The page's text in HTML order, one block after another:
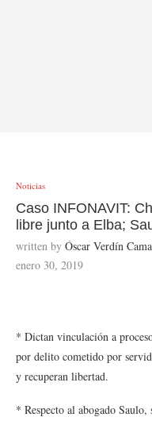
Noticias
Caso INFONAVIT:
libre junto a Elba;
written by Óscar Verdín
enero 30, 2019
* Dictan vinculación a
por delito cometido por
y recuperan libertad.
* Respecto al abogado